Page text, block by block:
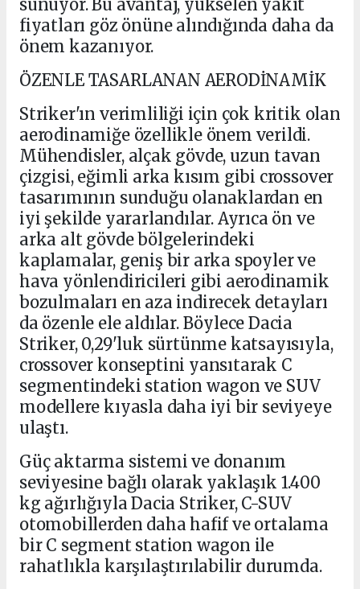
sunuyor. Bu avantaj, yükselen yakıt
fiyatları göz önüne alındığında daha da
önem kazanıyor.
ÖZENLE TASARLANAN AERODİNAMİK
Striker'ın verimliliği için çok kritik olan
aerodinamiğe özellikle önem verildi.
Mühendisler, alçak gövde, uzun tavan
çizgisi, eğimli arka kısım gibi crossover
tasarımının sunduğu olanaklardan en
iyi şekilde yararlandılar. Ayrıca ön ve
arka alt gövde bölgelerindeki
kaplamalar, geniş bir arka spoyler ve
hava yönlendiricileri gibi aerodinamik
bozulmaları en aza indirecek detayları
da özenle ele aldılar. Böylece Dacia
Striker, 0,29'luk sürtünme katsayısıyla,
crossover konseptini yansıtarak C
segmentindeki station wagon ve SUV
modellere kıyasla daha iyi bir seviyeye
ulaştı.
Güç aktarma sistemi ve donanım
seviyesine bağlı olarak yaklaşık 1.400
kg ağırlığıyla Dacia Striker, C-SUV
otomobillerden daha hafif ve ortalama
bir C segment station wagon ile
rahatlıkla karşılaştırılabilir durumda.